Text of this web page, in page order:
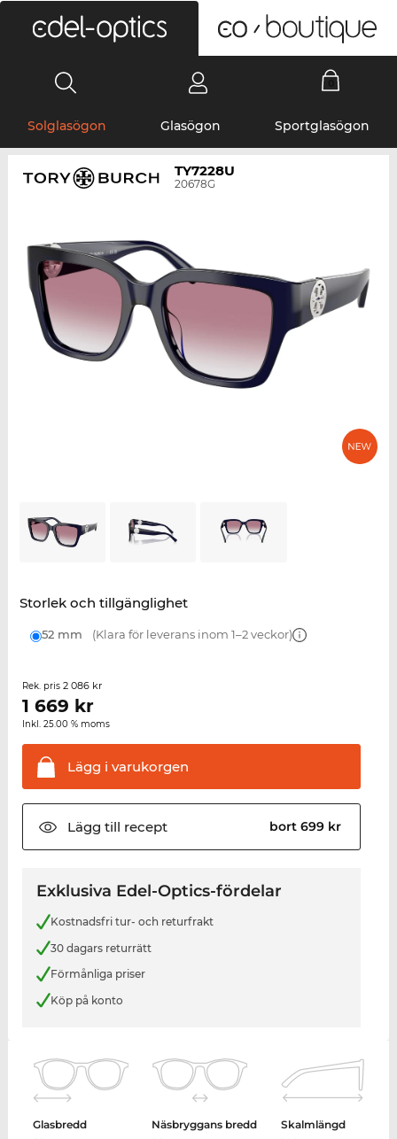
Solglasögon Glasögon Sportglasögon
TY7228U
20678G
Storlek och tillgänglighet
52 mm (Klara för leverans inom 1–2 veckor)
Rek. pris 2 086 kr
1 669 kr
Inkl. 25.00 % moms
Lägg i varukorgen
Lägg till recept bort 699 kr
Exklusiva Edel-Optics-fördelar
Kostnadsfri tur- och returfrakt
30 dagars returrätt
Förmånliga priser
Köp på konto
Glasbredd
Näsbryggans bredd
Skalmlängd